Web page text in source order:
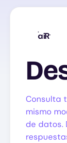
aiR
Consulta
mismo
de datos.